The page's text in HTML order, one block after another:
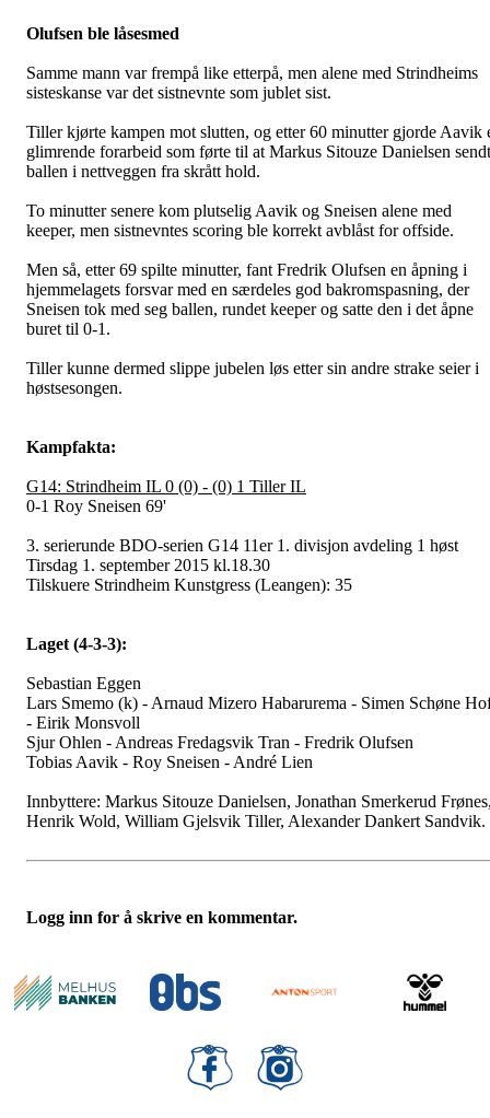
Olufsen ble låsesmed
Samme mann var frempå like etterpå, men alene med Strindheims
sisteskanse var det sistnevnte som jublet sist.
Tiller kjørte kampen mot slutten, og etter 60 minutter gjorde Aavik
glimrende forarbeid som førte til at Markus Sitouze Danielsen
ballen i nettveggen fra skrått hold.
To minutter senere kom plutselig Aavik og Sneisen alene med
keeper, men sistnevntes scoring ble korrekt avblåst for offside.
Men så, etter 69 spilte minutter, fant Fredrik Olufsen en åpning i
hjemmelagets forsvar med en særdeles god bakromspasning, der
Sneisen tok med seg ballen, rundet keeper og satte den i det åpne
buret til 0-1.
Tiller kunne dermed slippe jubelen løs etter sin andre strake seier i
høstsesongen.
Kampfakta:
G14: Strindheim IL 0 (0) - (0) 1 Tiller IL
0-1 Roy Sneisen 69'
3. serierunde BDO-serien G14 11er 1. divisjon avdeling 1 høst
Tirsdag 1. september 2015 kl.18.30
Tilskuere Strindheim Kunstgress (Leangen): 35
Laget (4-3-3):
Sebastian Eggen
Lars Smemo (k) - Arnaud Mizero Habarurema - Simen Schøne
- Eirik Monsvoll
Sjur Ohlen - Andreas Fredagsvik Tran - Fredrik Olufsen
Tobias Aavik - Roy Sneisen - André Lien
Innbyttere: Markus Sitouze Danielsen, Jonathan Smerkerud
Henrik Wold, William Gjelsvik Tiller, Alexander Dankert Sandvik.
Logg inn for å skrive en kommentar.